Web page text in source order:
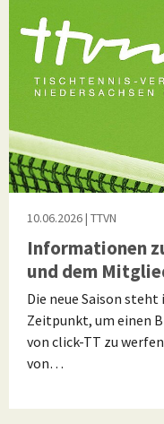
10.06.2026| TTVN
Informationen
und dem
Die neue Saison
Zeitpunkt, um einen
von click-TT zu
von…